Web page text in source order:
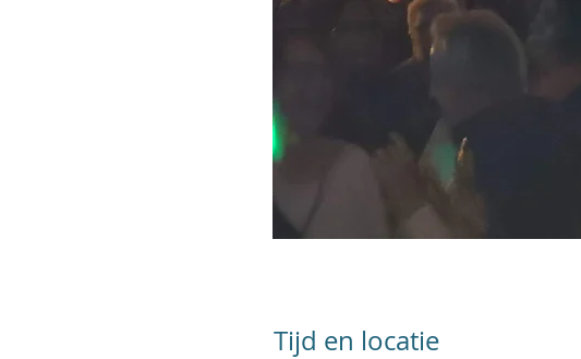
Tijd en locatie